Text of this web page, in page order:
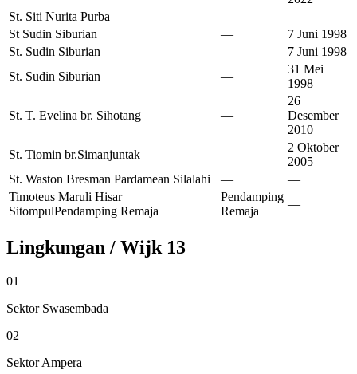
St. Siti Nurita Purba
—
—
St Sudin Siburian
—
7 Juni 1998
St. Sudin Siburian
—
7 Juni 1998
St. Sudin Siburian
—
31 Mei
1998
St. T. Evelina br. Sihotang —
26
Desember
2010
St. Tiomin br.Simanjuntak
—
2 Oktober
2005
St. Waston Bresman Pardamean Silalahi
—
—
Timoteus Maruli Hisar
SitompulPendamping Remaja
Pendamping
Remaja
—
Lingkungan / Wijk 13
01
Sektor Swasembada
02
Sektor Ampera